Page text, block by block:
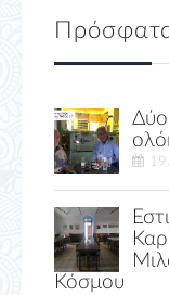
Δύο
Κόσμου